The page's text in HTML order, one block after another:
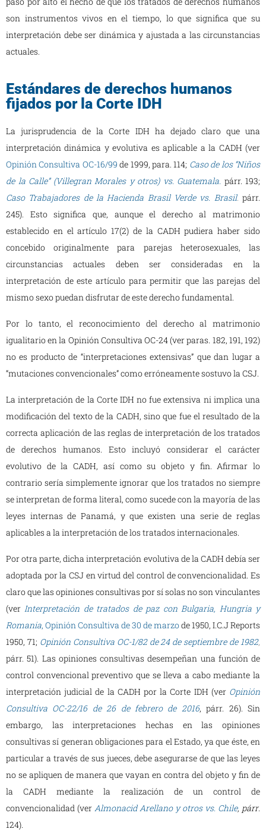
son instrumentos vivos en el tiempo, lo que significa que su
interpretación debe ser dinámica y ajustada a las circunstancias
actuales.
Estándares de derechos humanos
fijados por la Corte IDH
La jurisprudencia de la Corte IDH ha dejado claro que una
interpretación dinámica y evolutiva es aplicable a la CADH (ver
Opinión Consultiva OC-16/99 de 1999, para. 114; Caso de los “Niños
de la Calle” (Villegran Morales y otros) vs. Guatemala. párr. 193;
Caso Trabajadores de la Hacienda Brasil Verde vs. Brasil.párr.
245). Esto significa que, aunque el derecho al matrimonio
establecido en el artículo 17(2) de la CADH pudiera haber sido
concebido originalmente para parejas heterosexuales, las
circunstancias actuales deben ser consideradas en la
interpretación de este artículo para permitir que las parejas del
mismo sexo puedan disfrutar de este derecho fundamental.
Por lo tanto, el reconocimiento del derecho al matrimonio
igualitario en la Opinión Consultiva OC-24 (ver paras. 182, 191, 192)
no es producto de “interpretaciones extensivas” que dan lugar a
“mutaciones convencionales” como erróneamente sostuvo la CSJ.
La interpretación de la Corte IDH no fue extensiva ni implica una
modificación del texto de la CADH, sino que fue el resultado de la
correcta aplicación de las reglas de interpretación de los tratados
de derechos humanos. Esto incluyó considerar el carácter
evolutivo de la CADH, así como su objeto y fin. Afirmar lo
contrario sería simplemente ignorar que los tratados no siempre
se interpretan de forma literal, como sucede con la mayoría de las
leyes internas de Panamá, y que existen una serie de reglas
aplicables a la interpretación de los tratados internacionales.
Por otra parte, dicha interpretación evolutiva de la CADH debía ser
adoptada por la CSJ en virtud del control de convencionalidad. Es
claro que las opiniones consultivas por sí solas no son vinculantes
(ver Interpretación de tratados de paz con Bulgaria, Hungria y
Romania, Opinión Consultiva de 30 de marzode 1950, I.C.J Reports
1950, 71; Opinión Consultiva OC-1/82 de 24 de septiembre de 1982,
párr. 51). Las opiniones consultivas desempeñan una función de
control convencional preventivo que se lleva a cabo mediante la
interpretación judicial de la CADH por la Corte IDH (ver Opinión
Consultiva OC-22/16 de 26 de febrero de 2016, párr. 26). Sin
embargo, las interpretaciones hechas en las opiniones
consultivas sí generan obligaciones para el Estado, ya que éste, en
particular a través de sus jueces, debe asegurarse de que las leyes
no se apliquen de manera que vayan en contra del objeto y fin de
la CADH mediante la realización de un control de
convencionalidad (ver Almonacid Arellano y otros vs. Chile, párr.
124).